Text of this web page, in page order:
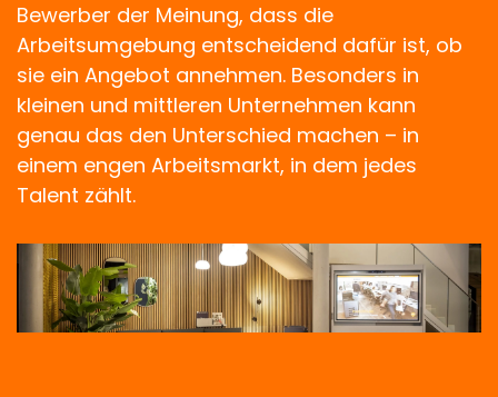
Bewerber der Meinung, dass die
Arbeitsumgebung entscheidend dafür ist, ob
sie ein Angebot annehmen. Besonders in
kleinen und mittleren Unternehmen kann
genau das den Unterschied machen – in
einem engen Arbeitsmarkt, in dem jedes
Talent zählt.